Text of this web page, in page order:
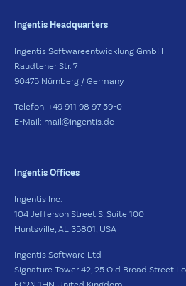
Ingentis Headquarters
Ingentis Softwareentwicklung GmbH
Raudtener Str. 7
90475 Nürnberg / Germany
Telefon: +49 911 98 97 59-0
E-Mail: mail@ingentis.de
Ingentis Offices
Ingentis Inc.
104 Jefferson Street S, Suite 100
Huntsville, AL 35801, USA
Ingentis Software Ltd
Signature Tower 42, 25 Old Broad Street